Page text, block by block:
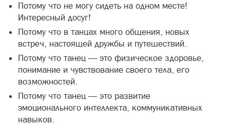
Потому что не могу сидеть на одном месте!
Интересный досуг!
Потому что в танцах много общения, новых
встреч, настоящей дружбы и путешествий.
Потому что танец — это физическое здоровье,
понимание и чувствование своего тела, его
возможностей.
Потому что танец — это развитие
эмоционального интеллекта, коммуникативных
навыков.